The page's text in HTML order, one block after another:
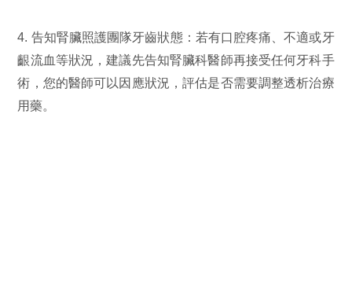
4. 告知腎臟照護團隊牙齒狀態：若有口腔疼痛、不適或牙
齦流血等狀況，建議先告知腎臟科醫師再接受任何牙科手
術，您的醫師可以因應狀況，評估是否需要調整透析治療
用藥。